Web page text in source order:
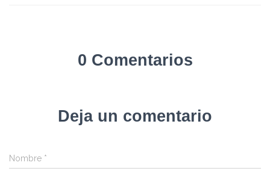
0 Comentarios
Deja un comentario
Nombre *